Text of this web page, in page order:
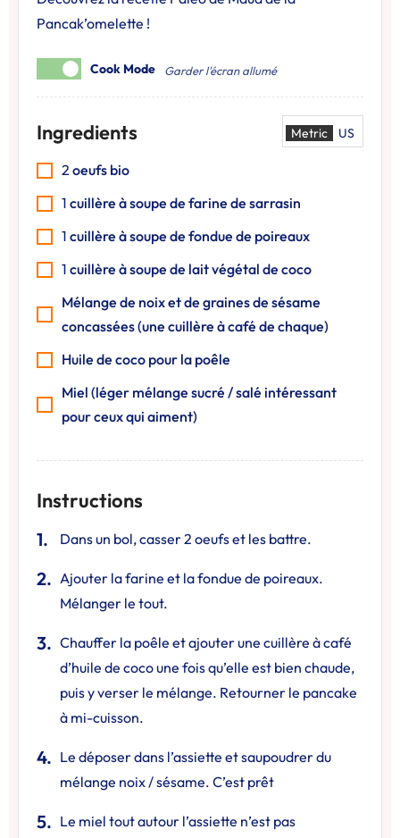
Pancak’omelette !
Cook Mode Garder l'écran allumé
Ingredients Metric US
2 oeufs bio
1 cuillère à soupe de farine de sarrasin
1 cuillère à soupe de fondue de poireaux
1 cuillère à soupe de lait végétal de coco
Mélange de noix et de graines de sésame
concassées (une cuillère à café de chaque)
Huile de coco pour la poêle
Miel (léger mélange sucré / salé intéressant
pour ceux qui aiment)
Instructions
Dans un bol, casser 2 oeufs et les battre.
Ajouter la farine et la fondue de poireaux.
Mélanger le tout.
Chauffer la poêle et ajouter une cuillère à café
d’huile de coco une fois qu’elle est bien chaude,
puis y verser le mélange. Retourner le pancake
à mi-cuisson.
Le déposer dans l’assiette et saupoudrer du
mélange noix / sésame. C’est prêt
Le miel tout autour l’assiette n’est pas